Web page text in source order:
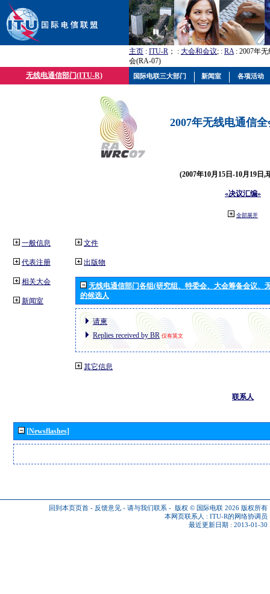
主页 : ITU-R ； : 大会和会议; : RA: 2007年
会(RA-07)
无线电通信部门(ITU-R)
2007年无线电通信
(2007年10月15日-10月19日,
«决议汇编»
全部展开
一般信息
代表注册
相关大会
新闻室
文件
出版物
无线电通信部门各组(研究组、特委会、大会筹备会议、
的候选人
请柬
Replies received by BR 仅有英文
其它信息
联系人
[Newsflashes]
回到本页页首 - 反馈意见 - 请与我们联系 - 版权 © 国际电联 2026 版权所有
本网页联系人 : ITU-R的网络协调员
最近更新日期 : 2013-01-30
国际电联三大部门 新闻室 各项活动